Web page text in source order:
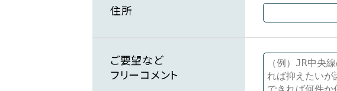
住所
ご要望など
フリーコメント